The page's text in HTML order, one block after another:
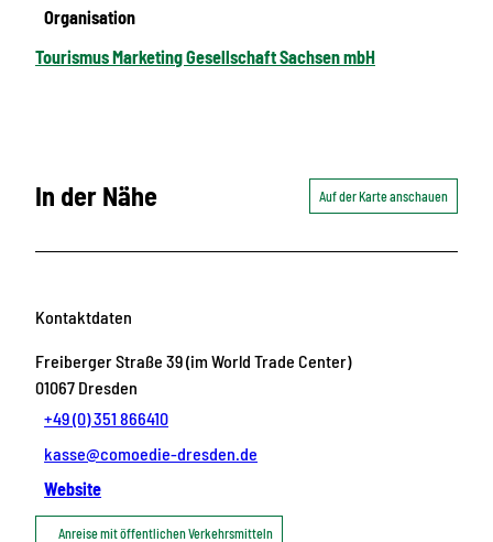
Organisation
Tourismus Marketing Gesellschaft Sachsen mbH
In der Nähe Auf der Karte anschauen
Kontaktdaten
Freiberger Straße 39 (im World Trade Center)
01067 Dresden
+49 (0) 351 866410
kasse@comoedie-dresden.de
Website
Anreise mit öffentlichen Verkehrsmitteln